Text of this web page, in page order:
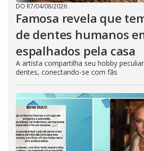
DO R7/04/08/2026
Famosa revela que
de dentes humanos
espalhados pela casa
A artista compartilha seu hobby
dentes, conectando-se com fãs